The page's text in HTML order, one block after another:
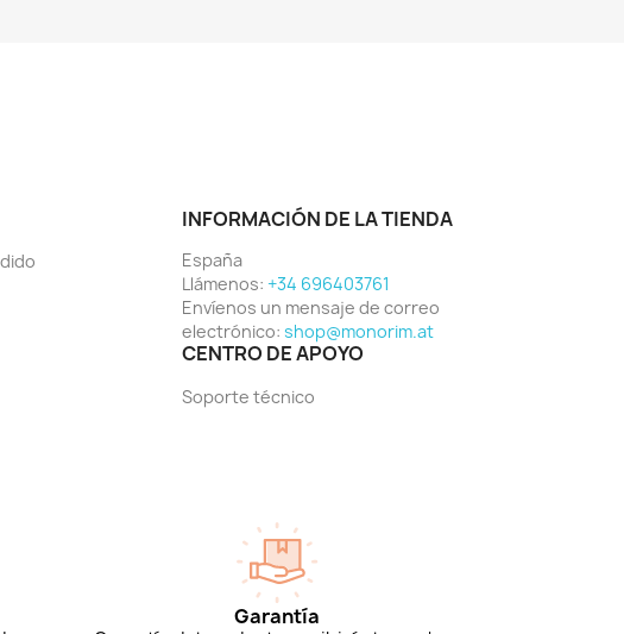
INFORMACIÓN DE LA TIENDA
España
Llámenos: +34 696403761
Envíenos un mensaje de correo
electrónico: shop@monorim.at
CENTRO DE APOYO
Soporte técnico
Garantía